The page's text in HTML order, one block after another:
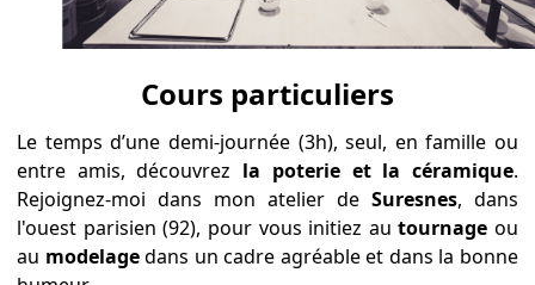
Cours particuliers
Le temps d’une demi-journée (3h), seul, en famille ou
entre amis, découvrez la poterie et la céramique.
Rejoignez-moi dans mon atelier de Suresnes, dans
l'ouest parisien (92), pour vous initiez autournage ou
au modelagedans un cadre agréable et dans la bonne